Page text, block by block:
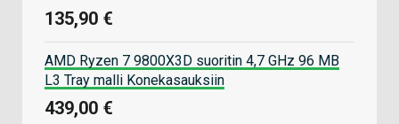
135,90 €
AMD Ryzen 7 9800X3D suoritin 4,7 GHz 96 MB
L3 Tray malli Konekasauksiin
439,00 €